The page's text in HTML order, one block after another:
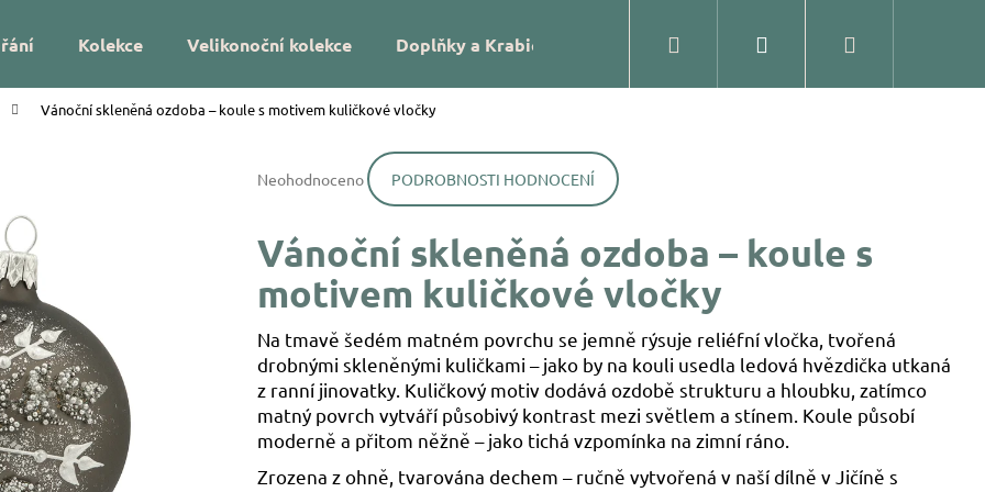
Kolekce Velikonoční kolekce Doplňky a Krabičky Prodejna Kontakty Blog
Přihlášení
Vánoční skleněná ozdoba – koule s motivem kuličkové vločky
hodnocení
0,0
5
hvězdiček.
Neohodnoceno PODROBNOSTI HODNOCENÍ
Vánoční skleněná ozdoba – koule s
motivem kuličkové vločky
Na tmavě šedém matném povrchu se jemně rýsuje reliéfní vločka, tvořená
drobnými skleněnými kuličkami – jako by na kouli usedla ledová hvězdička utkaná
z ranní jinovatky. Kuličkový motiv dodává ozdobě strukturu a hloubku, zatímco
matný povrch vytváří působivý kontrast mezi světlem a stínem. Koule působí
moderně a přitom něžně – jako tichá vzpomínka na zimní ráno.
Zrozena z ohně, tvarována dechem – ručně vytvořená v naší dílně v Jičíně s
Co potřebujete najít?
HLEDAT
NA MÍRU – VÁNOČNÍ SKLENĚNÁ
SE JMÉNEM – HVĚZDIČKY
VÁNOČNÍ SKLENĚNÁ OZDOBA – KOULE
UKRYTÉ LÍSTKY